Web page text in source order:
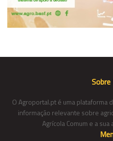
O Agroportal.pt é uma plataforma
informação relevante sobre
Agrícola Comum e a